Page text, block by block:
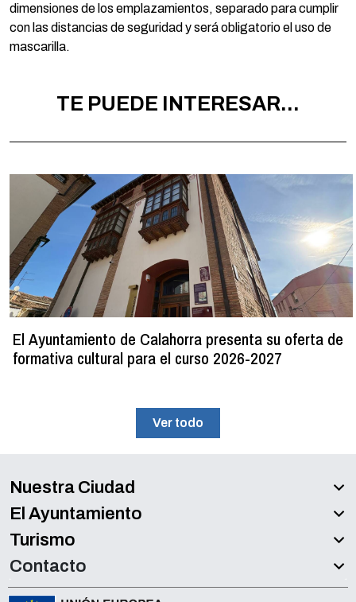
dimensiones de los emplazamientos, separado para cumplir
con las distancias de seguridad y será obligatorio el uso de
mascarilla.
TE PUEDE INTERESAR...
El Ayuntamiento de Calahorra presenta su oferta de
formativa cultural para el curso 2026-2027
Ver todo
Nuestra Ciudad
El Ayuntamiento
Turismo
Contacto